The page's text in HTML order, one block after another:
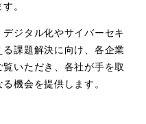
。
ジタル化やサイバーセキ
課題解決に向け、各企業
いただき、各社が手を取
機会を提供します。